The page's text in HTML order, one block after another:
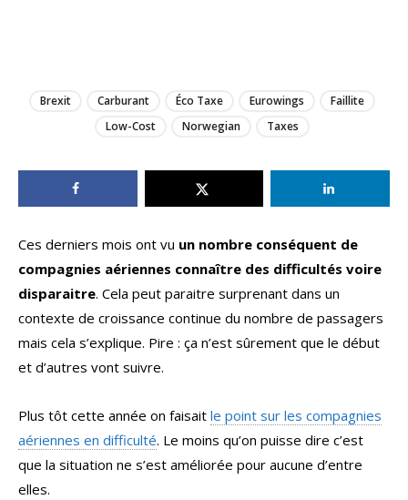
Brexit Carburant Éco Taxe Eurowings
Faillite
Low-Cost
Norwegian Taxes
Ces derniers mois ont vu un nombre conséquent de
compagnies aériennes connaître des difficultés voire
disparaitre. Cela peut paraitre surprenant dans un
contexte de croissance continue du nombre de passagers
mais cela s’explique. Pire : ça n’est sûrement que le début
et d’autres vont suivre.
Plus tôt cette année on faisait le point sur les compagnies
aériennes en difficulté. Le moins qu’on puisse dire c’est
que la situation ne s’est améliorée pour aucune d’entre
elles.